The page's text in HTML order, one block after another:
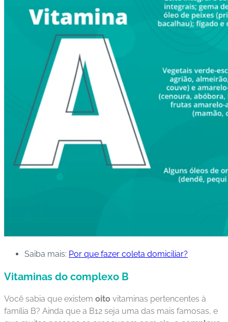
Saiba mais: Por que fazer coleta domiciliar?
Vitaminas do complexo B
Você sabia que existem oito vitaminas pertencentes à
família B? Ainda que a B12 seja uma das mais famosas, e